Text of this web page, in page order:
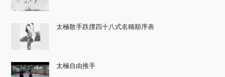
太極散手跌撲四十八式名稱順序表
太極自由推手